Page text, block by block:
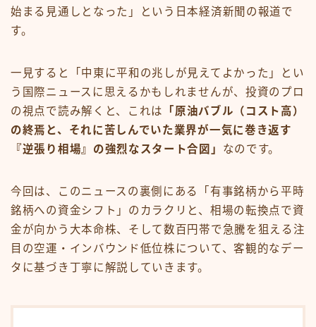
始まる見通しとなった」という日本経済新聞の報道で
す。
一見すると「中東に平和の兆しが見えてよかった」とい
う国際ニュースに思えるかもしれませんが、投資のプロ
の視点で読み解くと、これは
「原油バブル（コスト高）
の終焉と、それに苦しんでいた業界が一気に巻き返す
『逆張り相場』の強烈なスタート合図」 なのです。
今回は、このニュースの裏側にある「有事銘柄から平時
銘柄への資金シフト」のカラクリと、相場の転換点で資
金が向かう大本命株、そして数百円帯で急騰を狙える注
目の空運・インバウンド低位株について、客観的なデー
タに基づき丁寧に解説していきます。